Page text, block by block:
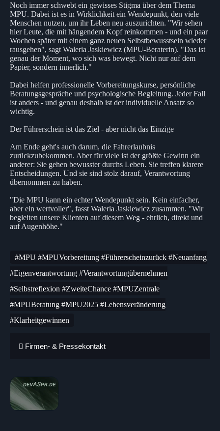
Noch immer schwebt ein gewisses Stigma über dem Thema
MPU. Dabei ist es in Wirklichkeit ein Wendepunkt, den viele
Menschen nutzen, um ihr Leben neu auszurichten. "Wir sehen
hier Leute, die mit hängendem Kopf reinkommen - und ein paar
Wochen später mit einem ganz neuen Selbstbewusstsein wieder
rausgehen", sagt Waleria Jaskiewicz (MPU-Beraterin). "Das ist
genau der Moment, wo sich was bewegt. Nicht nur auf dem
Papier, sondern innerlich."
Dabei helfen professionelle Vorbereitungskurse, persönliche
Beratungsgespräche und psychologische Begleitung. Jeder Fall
ist anders - und genau deshalb ist der individuelle Ansatz so
wichtig.
Der Führerschein ist das Ziel - aber nicht das Einzige
Am Ende geht's auch darum, die Fahrerlaubnis
zurückzubekommen. Aber für viele ist der größte Gewinn ein
anderer: Sie gehen bewusster durchs Leben. Sie treffen klarere
Entscheidungen. Und sie sind stolz darauf, Verantwortung
übernommen zu haben.
"Die MPU kann ein echter Wendepunkt sein. Kein einfacher,
aber ein wertvoller", fasst Waleria Jaskiewicz zusammen. "Wir
begleiten unsere Klienten auf diesem Weg - ehrlich, direkt und
auf Augenhöhe."
#MPU #MPUVorbereitung #Führerscheinzurück #Neuanfang
#Eigenverantwortung #Verantwortungübernehmen
#Selbstreflexion #ZweiteChance #MPUZentrale
#MPUBeratung #MPU2025 #Lebensveränderung
#Klarheitgewinnen
Firmen- & Pressekontakt